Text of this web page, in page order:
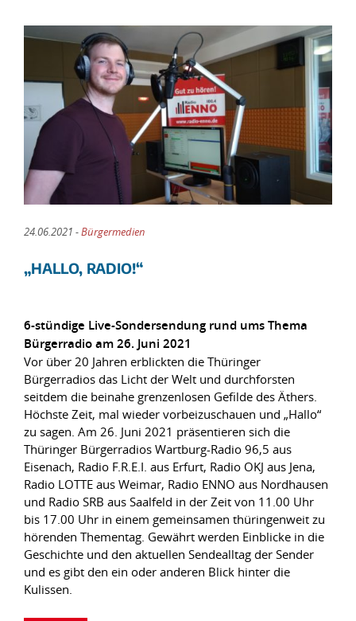
24.06.2021 -Bürgermedien
„HALLO, RADIO!“
6-stündige Live-Sondersendung rund ums Thema
Bürgerradio am 26. Juni 2021
Vor über 20 Jahren erblickten die Thüringer
Bürgerradios das Licht der Welt und durchforsten
seitdem die beinahe grenzenlosen Gefilde des Äthers.
Höchste Zeit, mal wieder vorbeizuschauen und „Hallo“
zu sagen. Am 26. Juni 2021 präsentieren sich die
Thüringer Bürgerradios Wartburg-Radio 96,5 aus
Eisenach, Radio F.R.E.I. aus Erfurt, Radio OKJ aus Jena,
Radio LOTTE aus Weimar, Radio ENNO aus Nordhausen
und Radio SRB aus Saalfeld in der Zeit von 11.00 Uhr
bis 17.00 Uhr in einem gemeinsamen thüringenweit zu
hörenden Thementag. Gewährt werden Einblicke in die
Geschichte und den aktuellen Sendealltag der Sender
und es gibt den ein oder anderen Blick hinter die
Kulissen.